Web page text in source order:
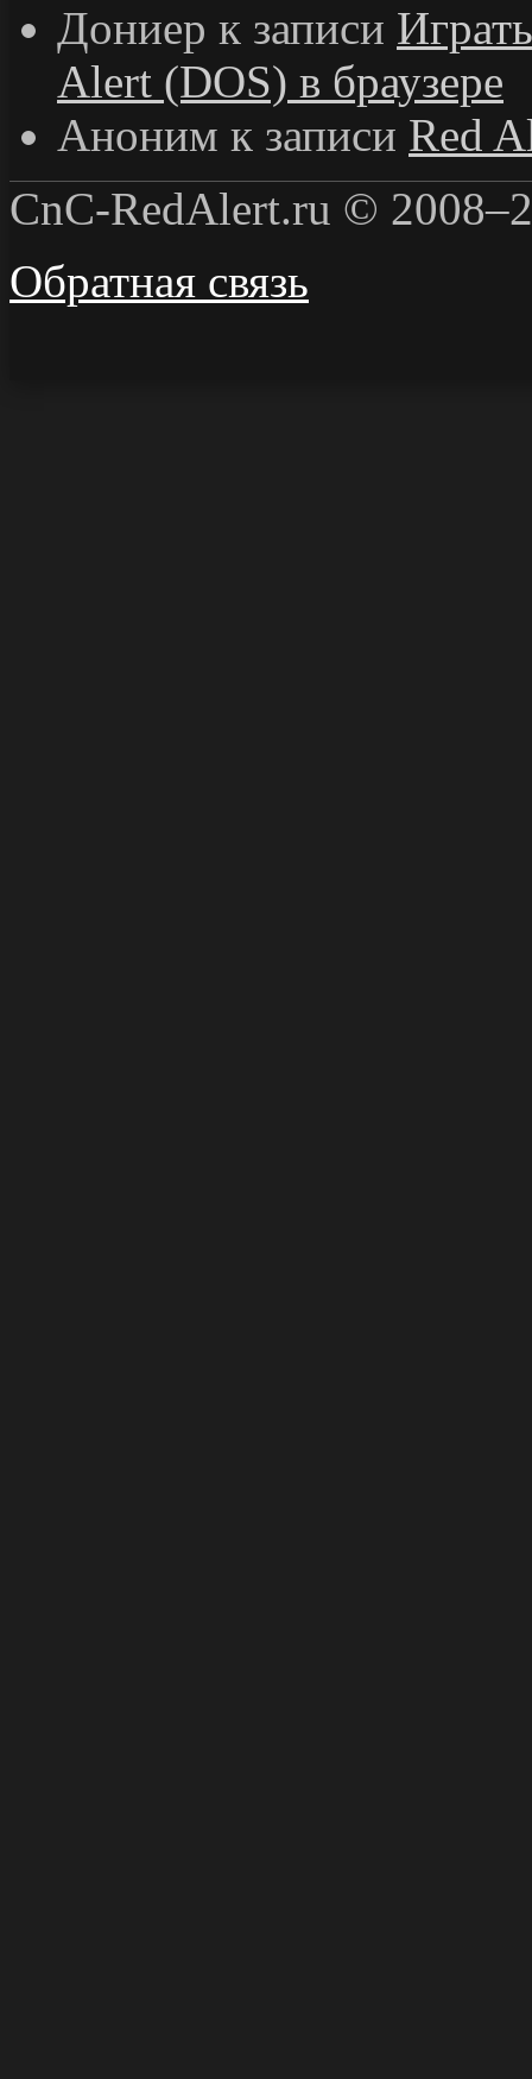
Дониер к записи
Alert (DOS) в браузере
Аноним к записи Red
CnC-RedAlert.ru ©
Обратная связь